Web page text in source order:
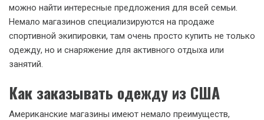
можно найти интересные предложения для всей семьи.
Немало магазинов специализируются на продаже
спортивной экипировки, там очень просто купить не только
одежду, но и снаряжение для активного отдыха или
занятий.
Как заказывать одежду из США
Американские магазины имеют немало преимуществ,